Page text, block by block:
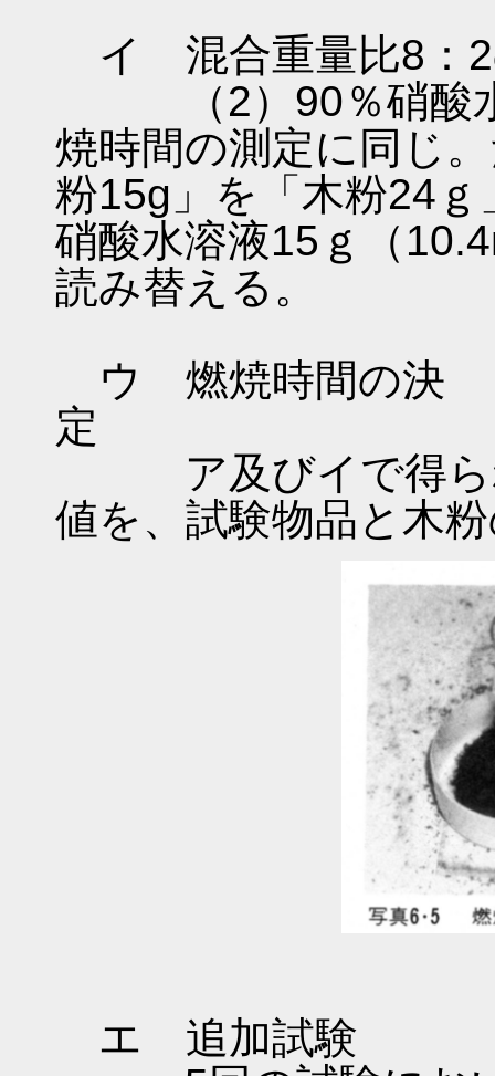
イ 混合重量比8：2
（2）90％硝酸水
焼時間の測定に同じ
粉15g」を「木粉24
硝酸水溶液15ｇ（
読み替える。
ウ 燃焼時間の決
ア及びイで得られ
値を、試験物品と木
エ 追加試験